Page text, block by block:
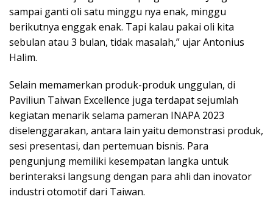
sampai ganti oli satu minggu nya enak, minggu
berikutnya enggak enak. Tapi kalau pakai oli kita
sebulan atau 3 bulan, tidak masalah,” ujar Antonius
Halim.
Selain memamerkan produk-produk unggulan, di
Paviliun Taiwan Excellence juga terdapat sejumlah
kegiatan menarik selama pameran INAPA 2023
diselenggarakan, antara lain yaitu demonstrasi produk,
sesi presentasi, dan pertemuan bisnis. Para
pengunjung memiliki kesempatan langka untuk
berinteraksi langsung dengan para ahli dan inovator
industri otomotif dari Taiwan.